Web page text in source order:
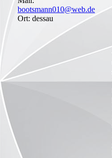
bootsmann010@web.de
Ort: dessau